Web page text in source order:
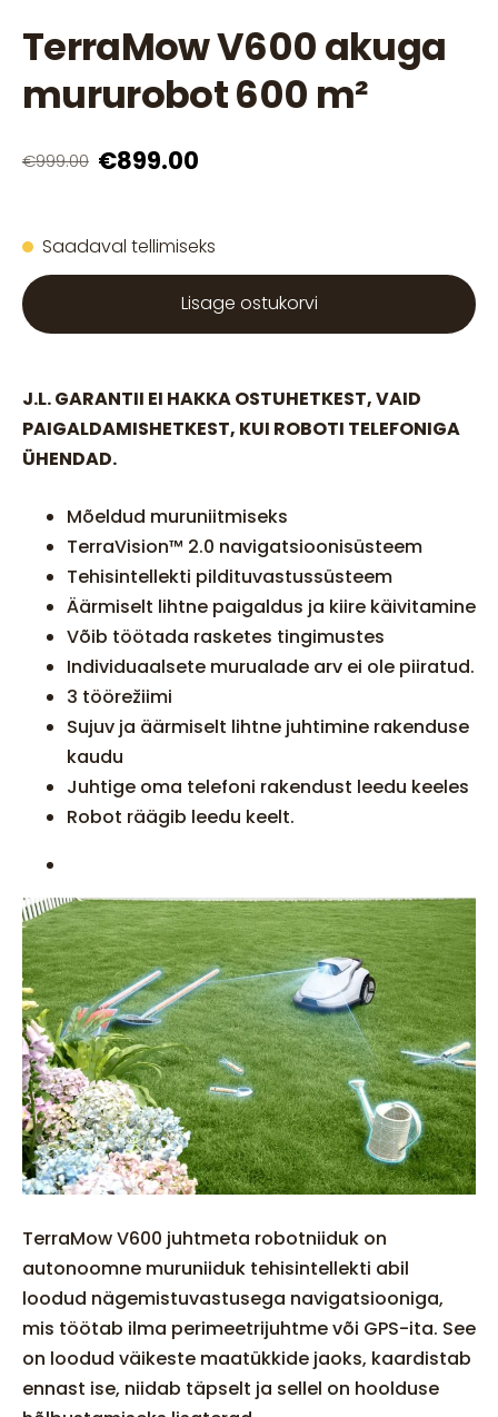
TerraMow V600 akuga
mururobot 600 m²
€999.00 €899.00
Saadaval tellimiseks
Lisage ostukorvi
J.L. GARANTII EI HAKKA OSTUHETKEST, VAID
PAIGALDAMISHETKEST, KUI ROBOTI TELEFONIGA
ÜHENDAD.
Mõeldud muruniitmiseks
TerraVision™ 2.0 navigatsioonisüsteem
Tehisintellekti pildituvastussüsteem
Äärmiselt lihtne paigaldus ja kiire käivitamine
Võib töötada rasketes tingimustes
Individuaalsete murualade arv ei ole piiratud.
3 töörežiimi
Sujuv ja äärmiselt lihtne juhtimine rakenduse
kaudu
Juhtige oma telefoni rakendust leedu keeles
Robot räägib leedu keelt.
TerraMow V600 juhtmeta robotniiduk on
autonoomne muruniiduk tehisintellekti abil
loodud nägemistuvastusega navigatsiooniga,
mis töötab ilma perimeetrijuhtme või GPS-ita. See
on loodud väikeste maatükkide jaoks, kaardistab
ennast ise, niidab täpselt ja sellel on hoolduse